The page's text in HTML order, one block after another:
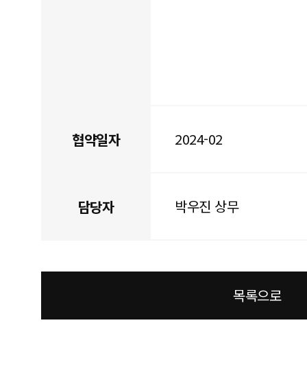
협약일자 2024-02
담당자 박우진 상무
목록으로